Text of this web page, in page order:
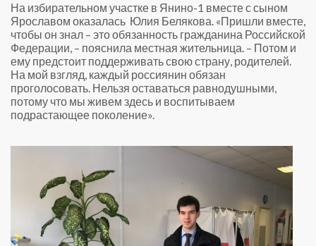
На избирательном участке в Янино-1 вместе с сыном
Ярославом оказалась Юлия Белякова. «Пришли вместе,
чтобы он знал – это обязанность гражданина Российской
Федерации, – пояснила местная жительница. – Потом и
ему предстоит поддерживать свою страну, родителей.
На мой взгляд, каждый россиянин обязан
проголосовать. Нельзя оставаться равнодушными,
потому что мы живем здесь и воспитываем
подрастающее поколение».